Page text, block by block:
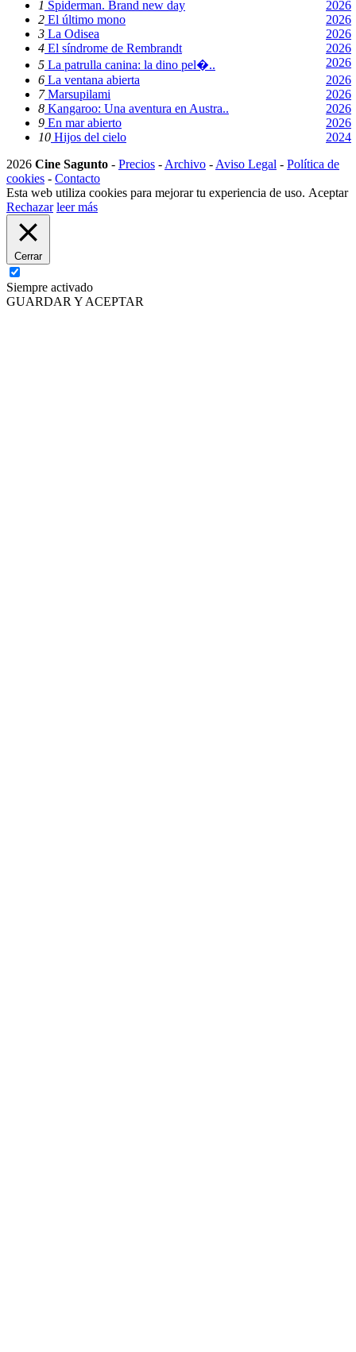
1 Spiderman. Brand new day
2026
2 El último mono
2026
3 La Odisea
2026
4 El síndrome de Rembrandt
2026
5 La patrulla canina: la dino pel�..
2026
6 La ventana abierta
2026
7Marsupilami
2026
8 Kangaroo: Una aventura en Austra..
2026
9 En mar abierto
2026
10 Hijos del cielo
2024
2026 Cine Sagunto - Precios - Archivo - Aviso Legal - Política de
cookies - Contacto
Esta web utiliza cookies para mejorar tu experiencia de uso. Aceptar
Rechazar leer más
Cerrar
Siempre activado
GUARDAR Y ACEPTAR